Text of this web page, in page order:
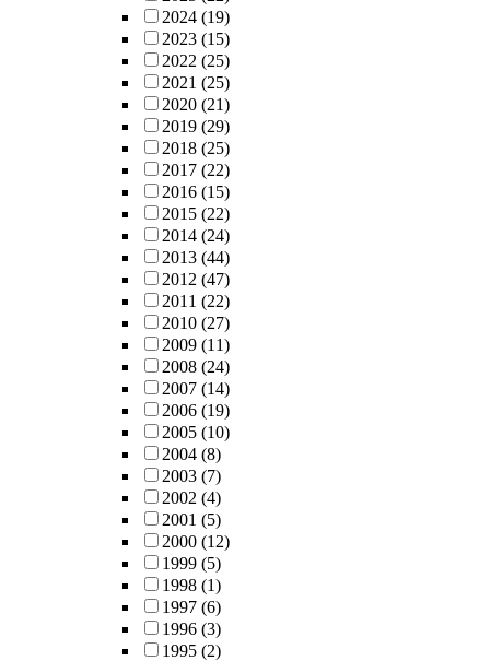
2024 (19)
2023 (15)
2022 (25)
2021 (25)
2020 (21)
2019 (29)
2018 (25)
2017 (22)
2016 (15)
2015 (22)
2014 (24)
2013 (44)
2012 (47)
2011 (22)
2010 (27)
2009 (11)
2008 (24)
2007 (14)
2006 (19)
2005 (10)
2004 (8)
2003 (7)
2002 (4)
2001 (5)
2000 (12)
1999 (5)
1998 (1)
1997 (6)
1996 (3)
1995 (2)